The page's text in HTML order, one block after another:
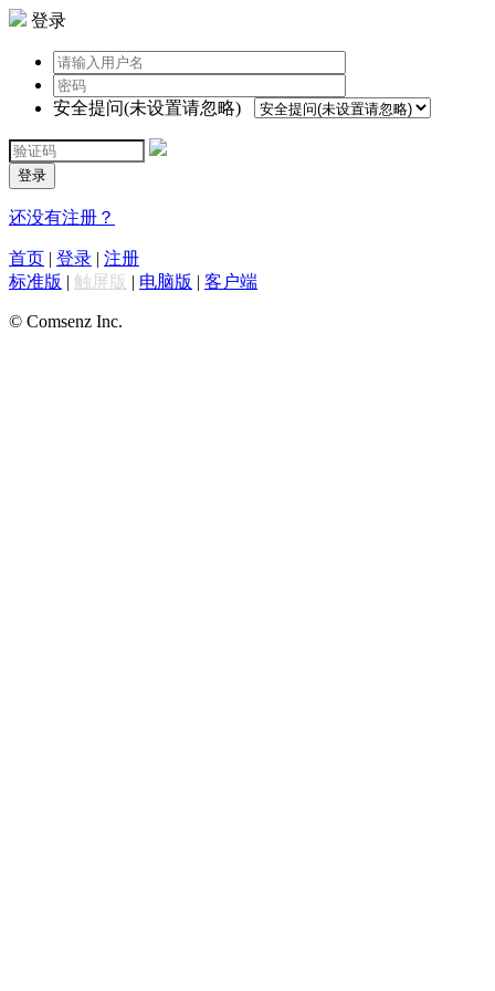
登录
安全提问(未设置请忽略)
登录
还没有注册？
首页 | 登录 | 注册
标准版 | 触屏版 | 电脑版 | 客户端
© Comsenz Inc.